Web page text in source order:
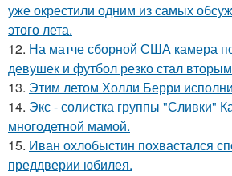
уже окрестили одним из самых
этого лета.
12. На матче сборной США камера
девушек и футбол резко стал
13. Этим летом Холли Берри
14. Экс - солистка группы "Сливки"
многодетной мамой.
15. Иван охлобыстин похвастался
преддверии юбилея.